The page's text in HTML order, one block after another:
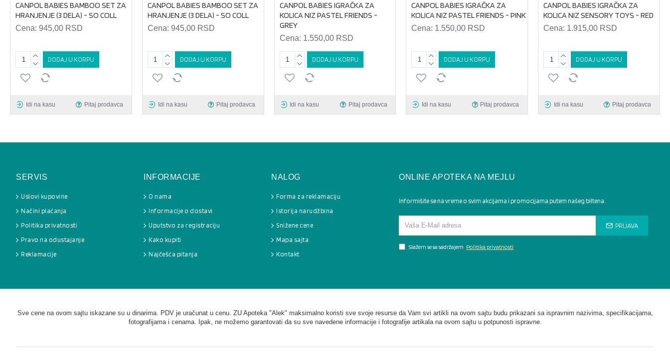
CANPOL BABIES BAMBOO SET ZA
HRANJENJE (3 DELA) - SO COLL
Cena: 945,00 RSD
DODAJ U KORPU
Idi na kasu Pitaj prodavca
CANPOL BABIES BAMBOO SET ZA
HRANJENJE (3 DELA) - SO COLL
Cena: 945,00 RSD
DODAJ U KORPU
Idi na kasu Pitaj prodavca
CANPOL BABIES IGRAČKA ZA
KOLICA NIZ PASTEL FRIENDS -
GREY
Cena: 1.550,00 RSD
DODAJ U KORPU
Idi na kasu Pitaj prodavca
CANPOL BABIES IGRAČKA ZA
KOLICA NIZ PASTEL FRIENDS - PINK
Cena: 1.550,00 RSD
DODAJ U KORPU
Idi na kasu Pitaj prodavca
CANPOL BABIES IGRAČKA ZA
KOLICA NIZ SENSORY TOYS - RED
Cena: 1.915,00 RSD
DODAJ U KORPU
Idi na kasu Pitaj prodavca
SERVIS
Uslovi kupovine
Načini plaćanja
Politika privatnosti
Pravo na odustajanje
Reklamacije
INFORMACIJE
O nama
Informacije o dostavi
Uputstvo za registraciju
Kako kupiti
Najčešća pitanja
NALOG
Forma za reklamaciju
Istorija narudžbina
Snižene cene
Mapa sajta
Kontakt
ONLINE APOTEKA NA MEJLU
Informišite se na vreme o svim akcijama i promocijama putem našeg biltena.
PRIJAVA
Slažem se sa sadržajem Politika privatnosti
Sve cene na ovom sajtu iskazane su u dinarima. PDV je uračunat u cenu. ZU Apoteka "Alek" maksimalno koristi sve svoje resurse da Vam svi artikli na ovom sajtu budu prikazani sa ispravnim nazivima, specifikacijama,
fotografijama i cenama. Ipak, ne možemo garantovati da su sve navedene informacije i fotografije artikala na ovom sajtu u potpunosti ispravne.